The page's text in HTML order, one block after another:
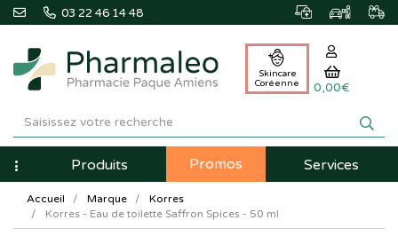
03 22 46 14 48
Pharmaleo
Pharmacie
Paque
Amiens
Skincare
Coréenne
0,00€
NavigationProduits Promos Services
Accueil Marque
Korres
Korres - Eau de toilette Saffron Spices - 50 ml